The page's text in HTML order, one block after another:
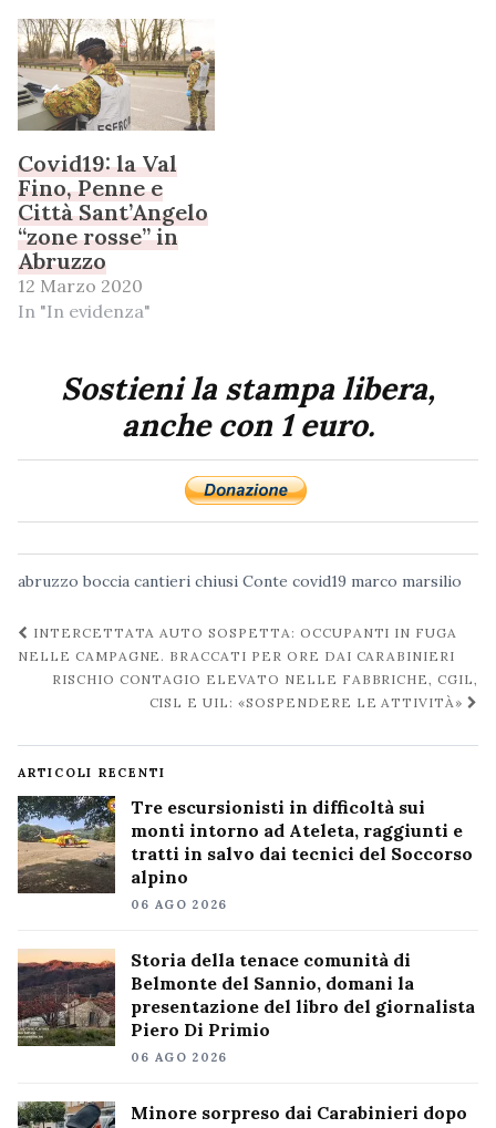
Covid19: la Val
Fino, Penne e
Città Sant’Angelo
“zone rosse” in
Abruzzo
12 Marzo 2020
In "In evidenza"
Sostieni la stampa libera,
anche con 1 euro.
abruzzo boccia cantieri chiusi Conte covid19 marco marsilio
Navigazione
post
INTERCETTATA AUTO SOSPETTA: OCCUPANTI IN FUGA
NELLE CAMPAGNE. BRACCATI PER ORE DAI CARABINIERI
RISCHIO CONTAGIO ELEVATO NELLE FABBRICHE, CGIL,
CISL E UIL: «SOSPENDERE LE ATTIVITÀ»
ARTICOLI RECENTI
Tre escursionisti in difficoltà sui
monti intorno ad Ateleta, raggiunti e
tratti in salvo dai tecnici del Soccorso
alpino
06 AGO 2026
Storia della tenace comunità di
Belmonte del Sannio, domani la
presentazione del libro del giornalista
Piero Di Primio
06 AGO 2026
Minore sorpreso dai Carabinieri dopo